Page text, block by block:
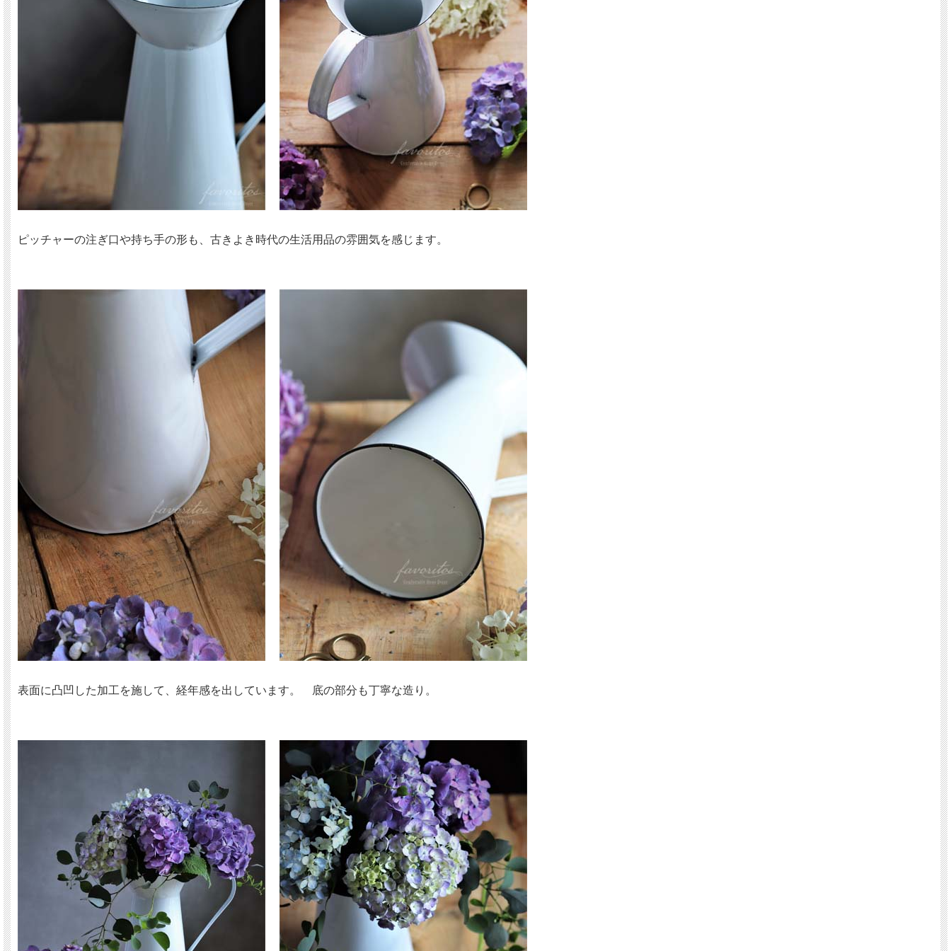
ピッチャーの注ぎ口や持ち手の形も、古きよき時代の生活用品の雰囲気を感じます。
表面に凸凹した加工を施して、経年感を出しています。 底の部分も丁寧な造り。